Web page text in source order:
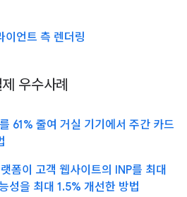
이언트 측 렌더링
우수사례
61% 줄여 거실 기기에서 주간 카드
폼이 고객 웹사이트의 INP를 최대
성을 최대 1.5% 개선한 방법